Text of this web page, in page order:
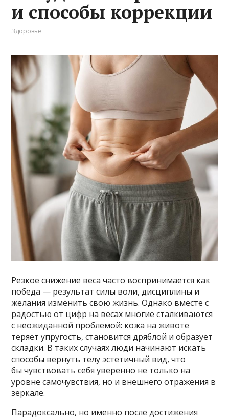
и способы коррекции
Здоровье
Резкое снижение веса часто воспринимается как
победа — результат силы воли, дисциплины и
желания изменить свою жизнь. Однако вместе с
радостью от цифр на весах многие сталкиваются
с неожиданной проблемой: кожа на животе
теряет упругость, становится дряблой и образует
складки. В таких случаях люди начинают искать
способы вернуть телу эстетичный вид, что
бы чувствовать себя уверенно не только на
уровне самочувствия, но и внешнего отражения в
зеркале.
Парадоксально, но именно после достижения